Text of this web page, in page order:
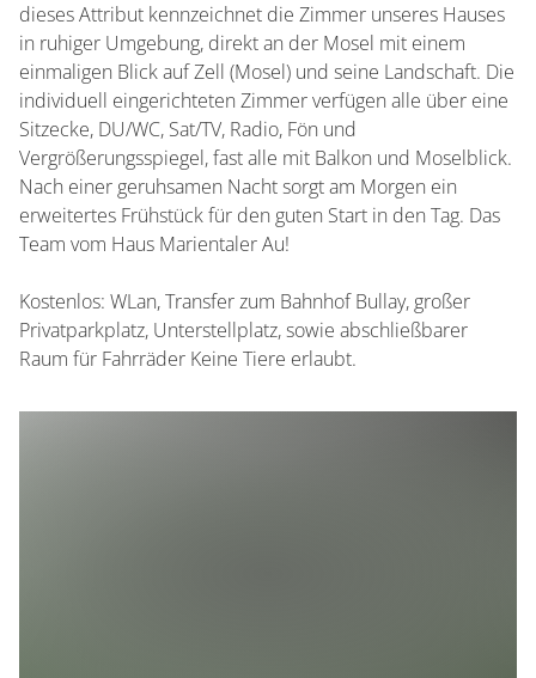
dieses Attribut kennzeichnet die Zimmer unseres Hauses
in ruhiger Umgebung, direkt an der Mosel mit einem
einmaligen Blick auf Zell (Mosel) und seine Landschaft. Die
individuell eingerichteten Zimmer verfügen alle über eine
Sitzecke, DU/WC, Sat/TV, Radio, Fön und
Vergrößerungsspiegel, fast alle mit Balkon und Moselblick.
Nach einer geruhsamen Nacht sorgt am Morgen ein
erweitertes Frühstück für den guten Start in den Tag. Das
Team vom Haus Marientaler Au!
Kostenlos: WLan, Transfer zum Bahnhof Bullay, großer
Privatparkplatz, Unterstellplatz, sowie abschließbarer
Raum für Fahrräder Keine Tiere erlaubt.